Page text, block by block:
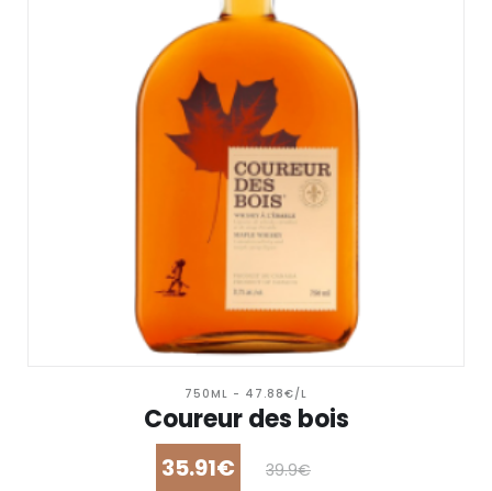
750ML - 47.88€/L
Coureur des bois
35.91€ 39.9€